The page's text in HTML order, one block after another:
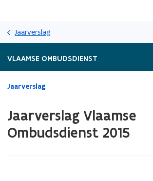
gaan
Jaarverslag
VLAAMSE OMBUDSDIENST
Gedaan
bevindt
zich
Jaarverslag
Jaarverslag Vlaamse
Ombudsdienst 2015